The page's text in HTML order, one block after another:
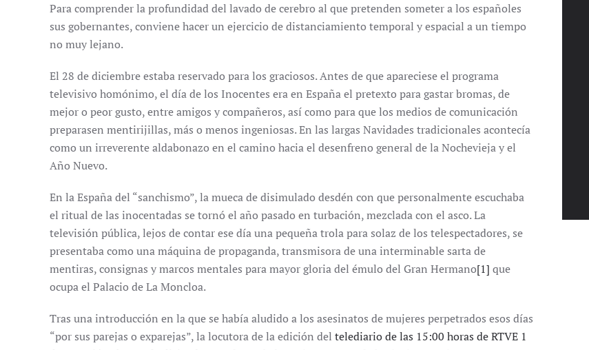
Para comprender la profundidad del lavado de cerebro al que pretenden someter a los españoles
sus gobernantes, conviene hacer un ejercicio de distanciamiento temporal y espacial a un tiempo
no muy lejano.
El 28 de diciembre estaba reservado para los graciosos. Antes de que apareciese el programa
televisivo homónimo, el día de los Inocentes era en España el pretexto para gastar bromas, de
mejor o peor gusto, entre amigos y compañeros, así como para que los medios de comunicación
preparasen mentirijillas, más o menos ingeniosas. En las largas Navidades tradicionales acontecía
como un irreverente aldabonazo en el camino hacia el desenfreno general de la Nochevieja y el
Año Nuevo.
En la España del “sanchismo”, la mueca de disimulado desdén con que personalmente escuchaba
el ritual de las inocentadas se tornó el año pasado en turbación, mezclada con el asco. La
televisión pública, lejos de contar ese día una pequeña trola para solaz de los telespectadores, se
presentaba como una máquina de propaganda, transmisora de una interminable sarta de
mentiras, consignas y marcos mentales para mayor gloria del émulo del Gran Hermano[1] que
ocupa el Palacio de La Moncloa.
Tras una introducción en la que se había aludido a los asesinatos de mujeres perpetrados esos días
“por sus parejas o exparejas”, la locutora de la edición del telediario de las 15:00 horas de RTVE 1